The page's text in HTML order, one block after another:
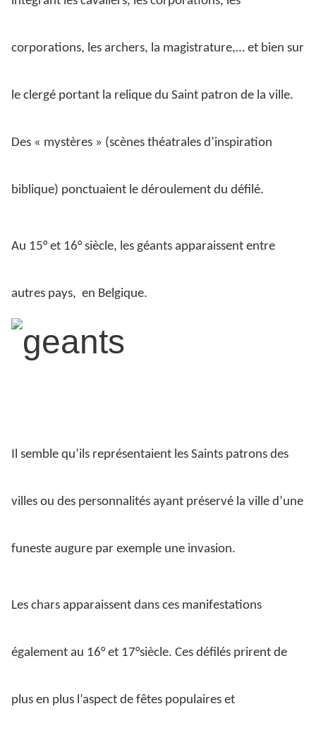
corporations, les archers, la magistrature,… et bien sur
le clergé portant la relique du Saint patron de la ville.
Des « mystères » (scènes théatrales d’inspiration
biblique) ponctuaient le déroulement du défilé.
Au 15° et 16° siècle, les géants apparaissent entre
autres pays, en Belgique.
Il semble qu’ils représentaient les Saints patrons des
villes ou des personnalités ayant préservé la ville d’une
funeste augure par exemple une invasion.
Les chars apparaissent dans ces manifestations
également au 16° et 17°siècle. Ces défilés prirent de
plus en plus l’aspect de fêtes populaires et